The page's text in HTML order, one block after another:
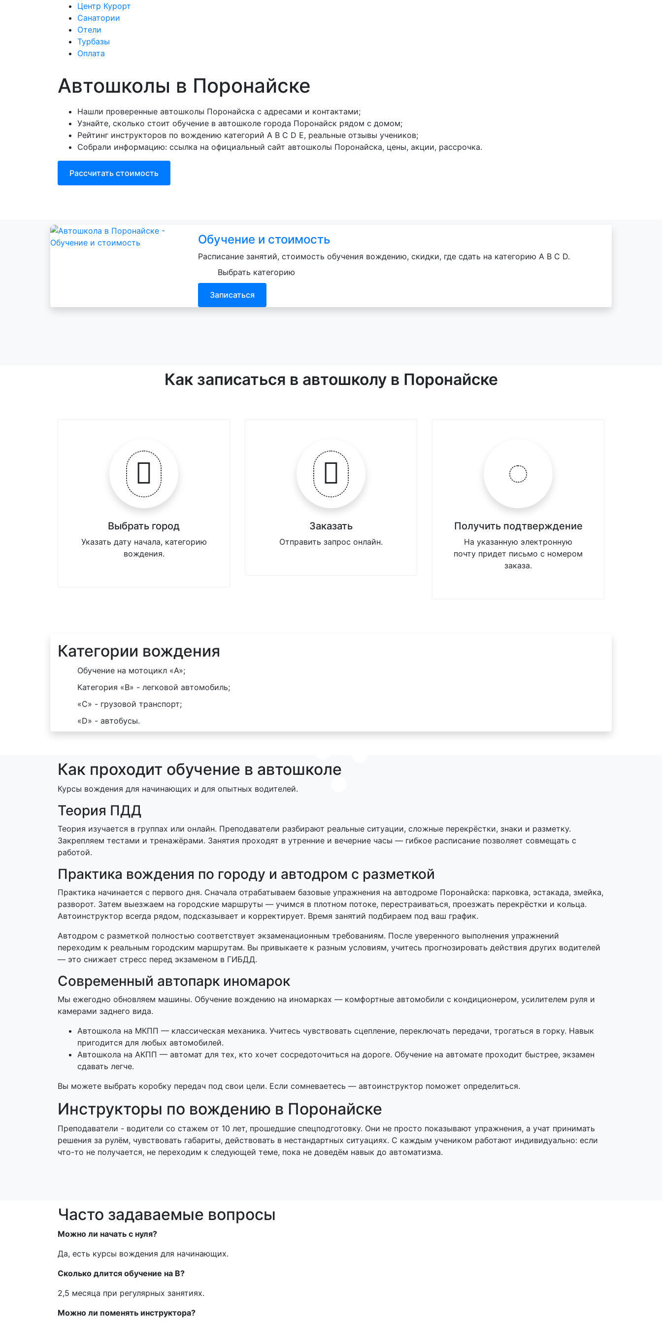
Центр Курорт
Санатории
Отели
Турбазы
Оплата
Автошколы в Поронайске
Нашли проверенные автошколы Поронайска с адресами и контактами;
Узнайте, сколько стоит обучение в автошколе города Поронайск рядом с домом;
Рейтинг инструкторов по вождению категорий A B C D E, реальные отзывы учеников;
Собрали информацию: ссылка на официальный сайт автошколы Поронайска, цены, акции, рассрочка.
Рассчитать стоимость
Обучение и стоимость
Расписание занятий, стоимость обучения вождению, скидки, где сдать на категорию A B C D.
Выбрать категорию
Записаться
Как записаться в автошколу в Поронайске
Выбрать город
Указать дату начала, категорию
вождения.
Заказать
Отправить запрос онлайн.
Получить подтверждение
На указанную электронную
почту придет письмо с номером
заказа.
Категории вождения
Обучение на мотоцикл «A»;
Категория «B» - легковой автомобиль;
«C» - грузовой транспорт;
«D» - автобусы.
Как проходит обучение в автошколе
Курсы вождения для начинающих и для опытных водителей.
Теория ПДД
Теория изучается в группах или онлайн. Преподаватели разбирают реальные ситуации, сложные перекрёстки, знаки и разметку.
Закрепляем тестами и тренажёрами. Занятия проходят в утренние и вечерние часы — гибкое расписание позволяет совмещать с
работой.
Практика вождения по городу и автодром с разметкой
Практика начинается с первого дня. Сначала отрабатываем базовые упражнения на автодроме Поронайска: парковка, эстакада, змейка,
разворот. Затем выезжаем на городские маршруты — учимся в плотном потоке, перестраиваться, проезжать перекрёстки и кольца.
Автоинструктор всегда рядом, подсказывает и корректирует. Время занятий подбираем под ваш график.
Автодром с разметкой полностью соответствует экзаменационным требованиям. После уверенного выполнения упражнений
переходим к реальным городским маршрутам. Вы привыкаете к разным условиям, учитесь прогнозировать действия других водителей
— это снижает стресс перед экзаменом в ГИБДД.
Современный автопарк иномарок
Мы ежегодно обновляем машины. Обучение вождению на иномарках — комфортные автомобили с кондиционером, усилителем руля и
камерами заднего вида.
Автошкола на МКПП — классическая механика. Учитесь чувствовать сцепление, переключать передачи, трогаться в горку. Навык
пригодится для любых автомобилей.
Автошкола на АКПП — автомат для тех, кто хочет сосредоточиться на дороге. Обучение на автомате проходит быстрее, экзамен
сдавать легче.
Вы можете выбрать коробку передач под свои цели. Если сомневаетесь — автоинструктор поможет определиться.
Инструкторы по вождению в Поронайске
Преподаватели - водители со стажем от 10 лет, прошедшие спецподготовку. Они не просто показывают упражнения, а учат принимать
решения за рулём, чувствовать габариты, действовать в нестандартных ситуациях. С каждым учеником работают индивидуально: если
что-то не получается, не переходим к следующей теме, пока не доведём навык до автоматизма.
Часто задаваемые вопросы
Можно ли начать с нуля?
Да, есть курсы вождения для начинающих.
Сколько длится обучение на B?
2,5 месяца при регулярных занятиях.
Можно ли поменять инструктора?